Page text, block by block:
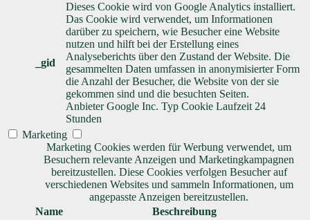
_gid
Dieses Cookie wird von Google Analytics installiert.
Das Cookie wird verwendet, um Informationen
darüber zu speichern, wie Besucher eine Website
nutzen und hilft bei der Erstellung eines
Analyseberichts über den Zustand der Website. Die
gesammelten Daten umfassen in anonymisierter Form
die Anzahl der Besucher, die Website von der sie
gekommen sind und die besuchten Seiten.
Anbieter Google Inc. Typ Cookie Laufzeit 24
Stunden
Marketing
Marketing Cookies werden für Werbung verwendet, um
Besuchern relevante Anzeigen und Marketingkampagnen
bereitzustellen. Diese Cookies verfolgen Besucher auf
verschiedenen Websites und sammeln Informationen, um
angepasste Anzeigen bereitzustellen.
Name
Beschreibung